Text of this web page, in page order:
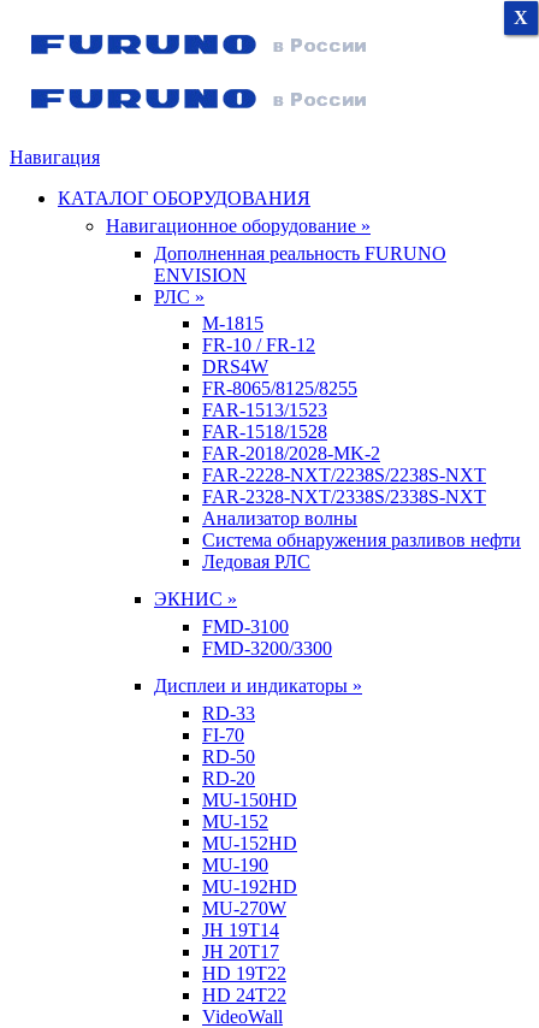
Навигация
КАТАЛОГ ОБОРУДОВАНИЯ
Навигационное оборудование »
Дополненная реальность FURUNO
ENVISION
РЛС »
M-1815
FR-10 / FR-12
DRS4W
FR-8065/8125/8255
FAR-1513/1523
FAR-1518/1528
FAR-2018/2028-MK-2
FAR-2228-NXT/2238S/2238S-NXT
FAR-2328-NXT/2338S/2338S-NXT
Анализатор волны
Система обнаружения разливов нефти
Ледовая РЛС
ЭКНИС »
FMD-3100
FMD-3200/3300
Дисплеи и индикаторы »
RD-33
FI-70
RD-50
RD-20
MU-150HD
MU-152
MU-152HD
MU-190
MU-192HD
MU-270W
JH 19T14
JH 20T17
HD 19T22
HD 24T22
VideoWall
X
X
X